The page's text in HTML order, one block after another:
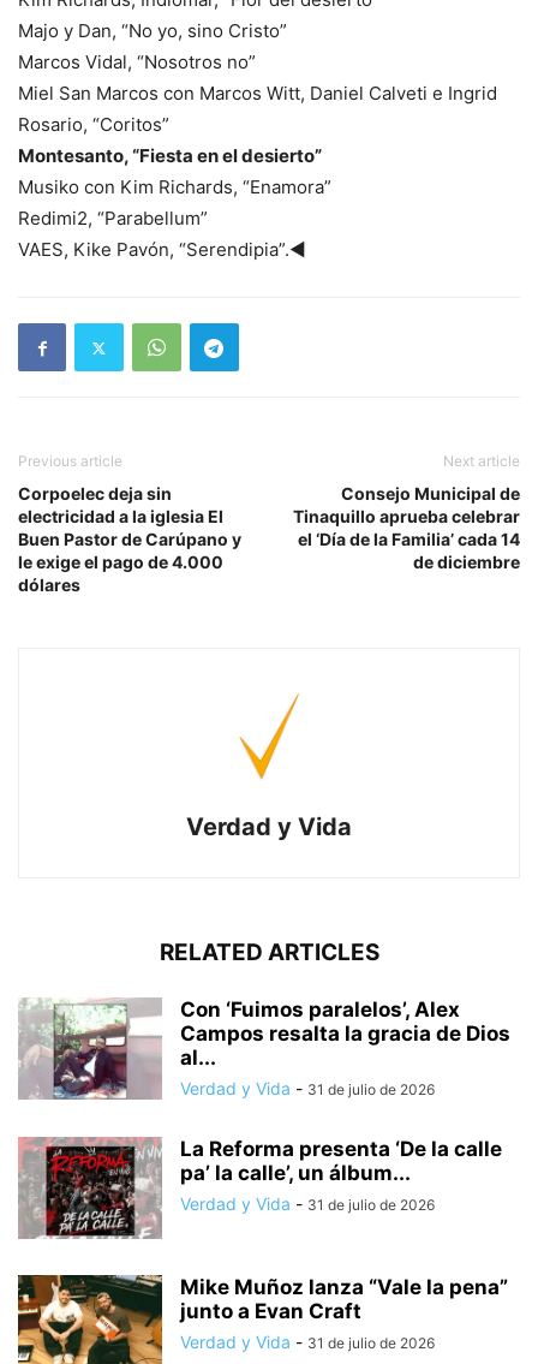
Majo y Dan, “No yo, sino Cristo”
Marcos Vidal, “Nosotros no”
Miel San Marcos con Marcos Witt, Daniel Calveti e Ingrid
Rosario, “Coritos”
Montesanto, “Fiesta en el desierto”
Musiko con Kim Richards, “Enamora”
Redimi2, “Parabellum”
VAES, Kike Pavón, “Serendipia”.◄
Previous article
Corpoelec deja sin
electricidad a la iglesia El
Buen Pastor de Carúpano y
le exige el pago de 4.000
dólares
Next article
Consejo Municipal de
Tinaquillo aprueba celebrar
el ‘Día de la Familia’ cada 14
de diciembre
Verdad y Vida
RELATED ARTICLES
Con ‘Fuimos paralelos’, Alex
Campos resalta la gracia de Dios
al...
Verdad y Vida - 31 de julio de 2026
La Reforma presenta ‘De la calle
pa’ la calle’, un álbum...
Verdad y Vida - 31 de julio de 2026
Mike Muñoz lanza “Vale la pena”
junto a Evan Craft
Verdad y Vida - 31 de julio de 2026